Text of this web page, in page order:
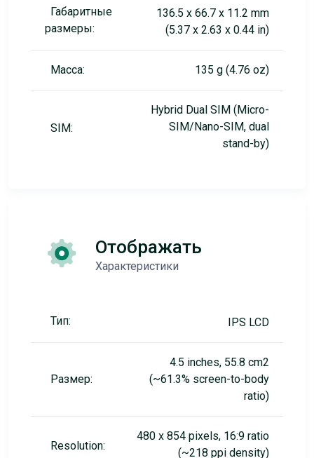
Габаритные
размеры:
136.5 x 66.7 x 11.2 mm
(5.37 x 2.63 x 0.44 in)
Масса: 135 g (4.76 oz)
SIM:
Hybrid Dual SIM (Micro-
SIM/Nano-SIM, dual
stand-by)
Отображать
Характеристики
Тип: IPS LCD
Размер:
4.5 inches, 55.8 cm2
(~61.3% screen-to-body
ratio)
Resolution:
480 x 854 pixels, 16:9 ratio
(~218 ppi density)